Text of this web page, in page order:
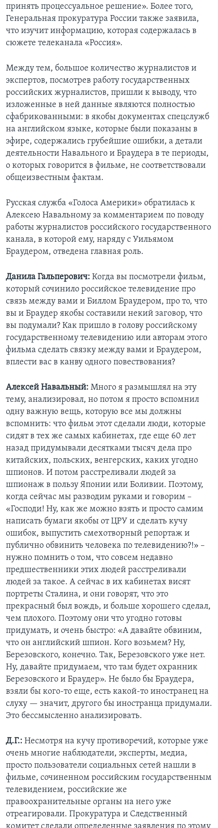
принять процессуальное решение». Более того,
Генеральная прокуратура России также заявила,
что изучит информацию, которая содержалась в
сюжете телеканала «Россия».
Между тем, большое количество журналистов и
экспертов, посмотрев работу государственных
российских журналистов, пришли к выводу, что
изложенные в ней данные являются полностью
сфабрикованными: в якобы документах спецслужб
на английском языке, которые были показаны в
эфире, содержались грубейшие ошибки, а детали
деятельности Навального и Браудера в те периоды,
о которых говорится в фильме, не соответствовали
общеизвестным фактам.
Русская служба «Голоса Америки» обратилась к
Алексею Навальному за комментарием по поводу
работы журналистов российского государственного
канала, в которой ему, наряду с Уильямом
Браудером, отведена главная роль.
Данила Гальперович: Когда вы посмотрели фильм,
который сочинило российское телевидение про
связь между вами и Биллом Браудером, про то, что
вы и Браудер якобы составили некий заговор, что
вы подумали? Как пришло в голову российскому
государственному телевидению или авторам этого
фильма сделать связку между вами и Браудером,
вплести вас в канву одного повествования?
Алексей Навальный: Много я размышлял на эту
тему, анализировал, но потом я просто вспомнил
одну важную вещь, которую все мы должны
вспомнить: что фильм этот сделали люди, которые
сидят в тех же самых кабинетах, где еще 60 лет
назад придумывали десятками тысяч дела про
китайских, польских, венгерских, каких угодно
шпионов. И потом расстреливали людей за
шпионаж в пользу Японии или Боливии. Поэтому,
когда сейчас мы разводим руками и говорим –
«Господи! Ну, как же можно взять и просто самим
написать бумаги якобы от ЦРУ и сделать кучу
ошибок, выпустить смехотворный репортаж и
публично обвинить человека по телевидению?!» –
нужно помнить о том, что совсем недавно
предшественники этих людей расстреливали
людей за такое. А сейчас в их кабинетах висят
портреты Сталина, и они говорят, что это
прекрасный был вождь, и больше хорошего сделал,
чем плохого. Поэтому они что угодно готовы
придумать, и очень быстро: «А давайте обвиним,
что он английский шпион. Кого возьмем? Ну,
Березовского, конечно. Так, Березовского уже нет.
Ну, давайте придумаем, что там будет охранник
Березовского и Браудер». Не было бы Браудера,
взяли бы кого-то еще, есть какой-то иностранец на
слуху — значит, другого бы иностранца придумали.
Это бессмысленно анализировать.
Д.Г.: Несмотря на кучу противоречий, которые уже
очень многие наблюдатели, эксперты, медиа,
просто пользователи социальных сетей нашли в
фильме, сочиненном российским государственным
телевидением, российские же
правоохранительные органы на него уже
отреагировали. Прокуратура и Следственный